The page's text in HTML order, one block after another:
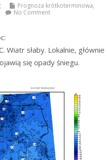
Prognoza krótkoterminowa,
No Comment
słaby. Lokalnie, głównie
się opady śniegu.